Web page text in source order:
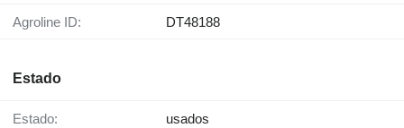
Agroline ID: DT48188
Estado
Estado: usados